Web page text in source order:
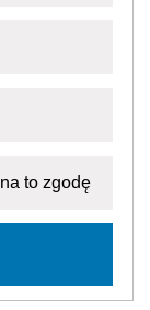
to zgodę